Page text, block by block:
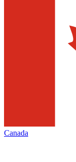
Canada